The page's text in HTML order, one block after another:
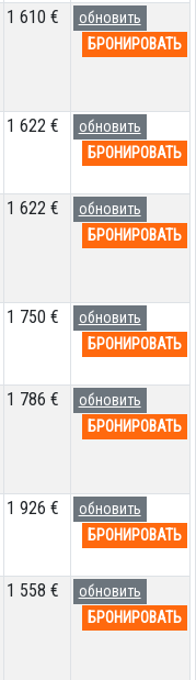
1 610 €
обновить
БРОНИРОВАТЬ
1 622 €
обновить
БРОНИРОВАТЬ
1 622 €
обновить
БРОНИРОВАТЬ
1 750 €
обновить
БРОНИРОВАТЬ
1 786 €
обновить
БРОНИРОВАТЬ
1 926 €
обновить
БРОНИРОВАТЬ
1 558 €
обновить
БРОНИРОВАТЬ